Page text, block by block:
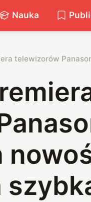
Nauka
telewizorów